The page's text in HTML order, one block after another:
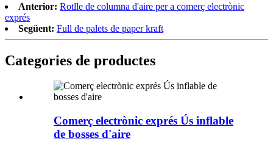
Anterior: Rotlle de columna d'aire per a comerç electrònic
exprés
Següent: Full de palets de paper kraft
Categories de productes
Comerç electrònic exprés Ús inflable
de bosses d'aire